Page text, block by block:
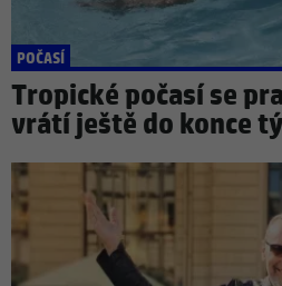
POČASÍ
Tropické počasí se
vrátí ještě do konce